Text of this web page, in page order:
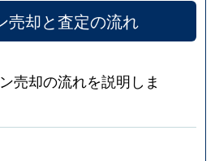
売却と査定の流れ
売却の流れを説明しま